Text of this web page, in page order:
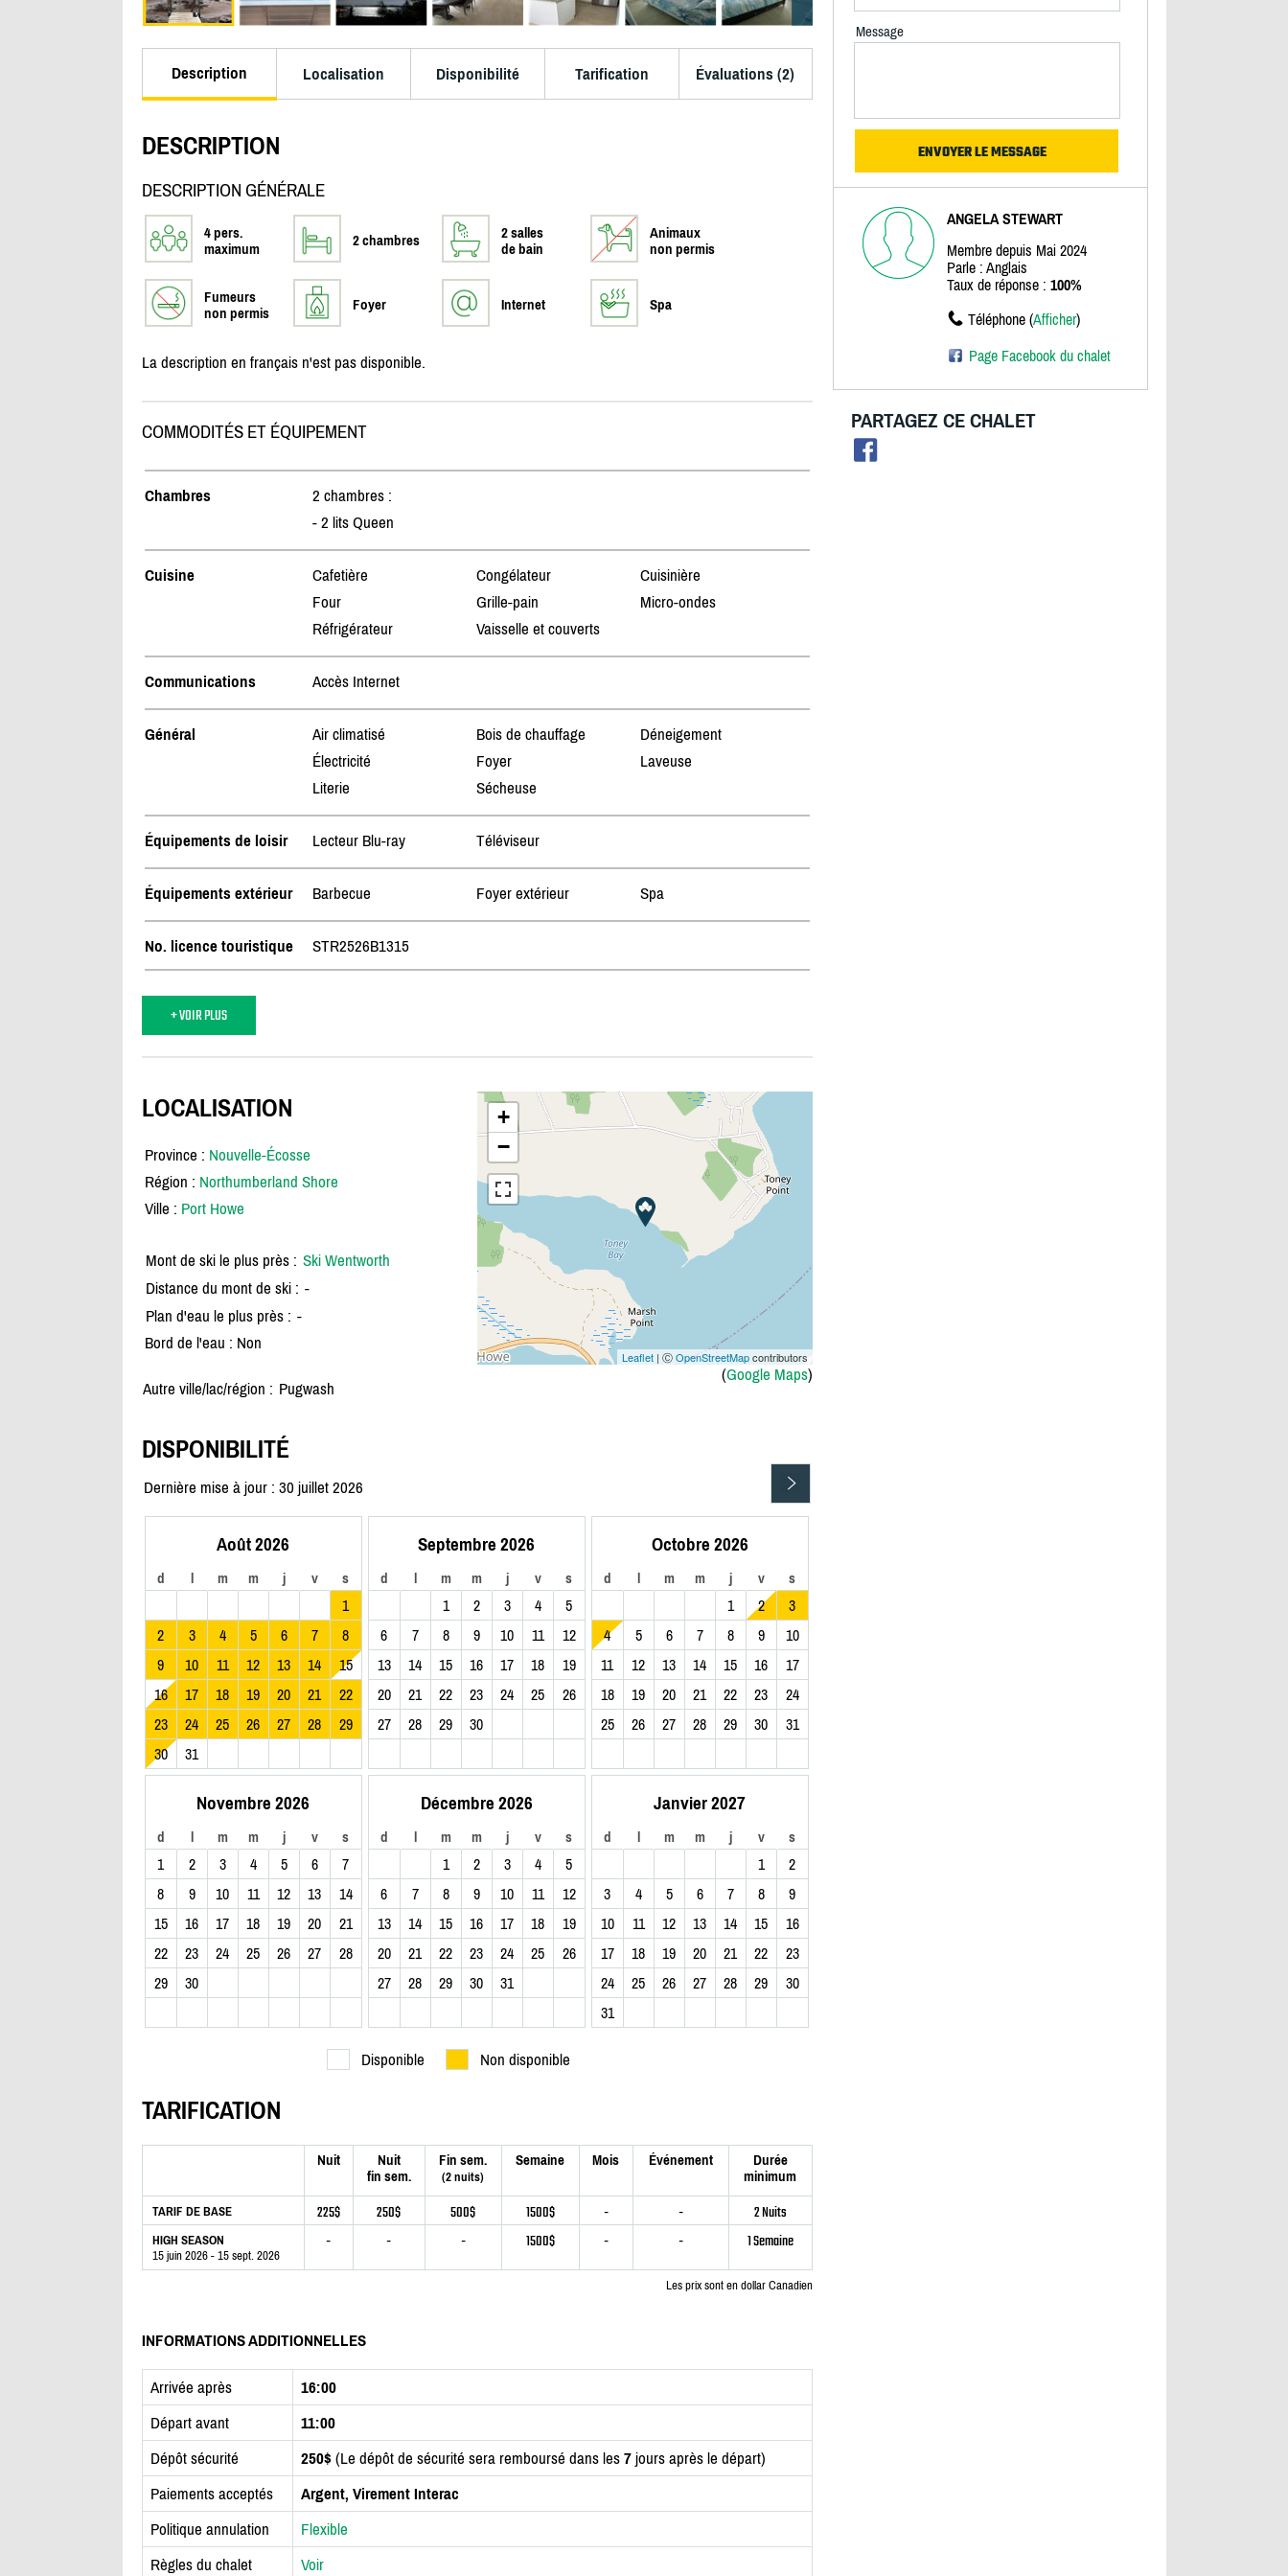
Description Localisation Disponibilité Tarification Évaluations (2)
DESCRIPTION
DESCRIPTION GÉNÉRALE
4 pers.
maximum
2 chambres
2 salles
de bain
Animaux
non permis
Fumeurs
non permis
Foyer Internet Spa
La description en français n'est pas disponible.
COMMODITÉS ET ÉQUIPEMENT
Chambres
2 chambres :
- 2 lits Queen
Cuisine Cafetière Congélateur
Cuisinière
Four
Grille-pain
Micro-ondes
Réfrigérateur
Vaisselle et couverts
Communications Accès Internet
Général Air climatisé Bois de chauffage
Déneigement
Électricité
Foyer
Laveuse
Literie
Sécheuse
Équipements de loisir Lecteur Blu-ray Téléviseur
Équipements extérieur Barbecue Foyer extérieur Spa
No. licence touristique STR2526B1315
+ VOIR PLUS
+
−
Leaflet| ⒸOpenStreetMapcontributors
(Google Maps)
LOCALISATION
Province : Nouvelle-Écosse
Région : Northumberland Shore
Ville : Port Howe
Mont de ski le plus près : Ski Wentworth
Distance du mont de ski : -
Plan d'eau le plus près : -
Bord de l'eau : Non
Autre ville/lac/région : Pugwash
DISPONIBILITÉ
Dernière mise à jour : 30 juillet 2026
Août 2026
d l m m j v s
1
2
3 4 5 6 7
8
9
10 11 12 13 14
15
16
17 18 19 20 21
22
23
24 25 26 27 28
29
30
31
Septembre 2026
d l m m j v s
1 2 3 4
5
6
7 8 9 10 11
12
13
14 15 16 17 18
19
20
21 22 23 24 25
26
27
28 29 30
Octobre 2026
d l m m j v s
1 2
3
4
5 6 7 8 9
10
11
12 13 14 15 16
17
18
19 20 21 22 23
24
25
26 27 28 29 30 31
Novembre 2026
d l m m j v s
1 2 3 4 5 6
7
8
9 10 11 12 13
14
15
16 17 18 19 20
21
22
23 24 25 26 27
28
29
30
Décembre 2026
d l m m j v s
1 2 3 4
5
6
7 8 9 10 11
12
13
14 15 16 17 18
19
20
21 22 23 24 25
26
27
28 29 30 31
Janvier 2027
d l m m j v s
1
2
3
4 5 6 7 8
9
10
11 12 13 14 15
16
17
18 19 20 21 22
23
24
25 26 27 28 29
30
31
Disponible Non disponible
TARIFICATION
Nuit
Nuit
fin sem.
Fin sem.
(2 nuits)
Semaine Mois Événement
Durée
minimum
TARIF DE BASE 225$ 250$ 500$ 1500$ - - 2 Nuits
HIGH SEASON
15 juin 2026 - 15 sept. 2026
- - - 1500$ - - 1 Semaine
Les prix sont en dollar Canadien
INFORMATIONS ADDITIONNELLES
Arrivée après
16:00
Départ avant
11:00
Dépôt sécurité
250$ (Le dépôt de sécurité sera remboursé dans les 7jours après le départ)
Paiements acceptés
Argent, Virement Interac
Politique annulation
Flexible
Règles du chalet
Voir
Message
ANGELA STEWART
Membre depuis Mai 2024
Parle : Anglais
Taux de réponse : 100%
Téléphone (Afficher)
Page Facebook du chalet
PARTAGEZ CE CHALET